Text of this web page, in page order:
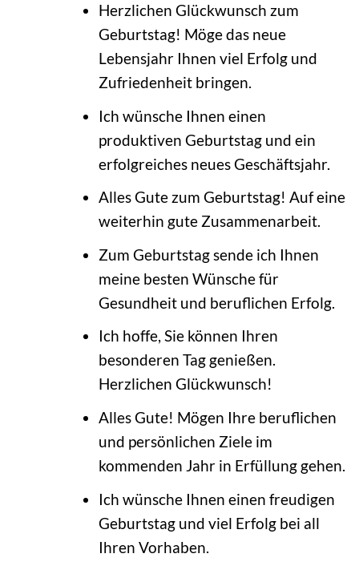
Herzlichen Glückwunsch zum
Geburtstag! Möge das neue
Lebensjahr Ihnen viel Erfolg und
Zufriedenheit bringen.
Ich wünsche Ihnen einen
produktiven Geburtstag und ein
erfolgreiches neues Geschäftsjahr.
Alles Gute zum Geburtstag! Auf eine
weiterhin gute Zusammenarbeit.
Zum Geburtstag sende ich Ihnen
meine besten Wünsche für
Gesundheit und beruflichen Erfolg.
Ich hoffe, Sie können Ihren
besonderen Tag genießen.
Herzlichen Glückwunsch!
Alles Gute! Mögen Ihre beruflichen
und persönlichen Ziele im
kommenden Jahr in Erfüllung gehen.
Ich wünsche Ihnen einen freudigen
Geburtstag und viel Erfolg bei all
Ihren Vorhaben.